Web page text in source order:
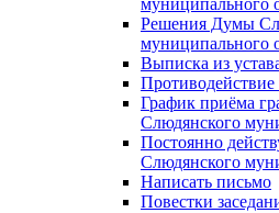
муниципального
Решения Думы
муниципального
Выписка из
График приёма
Слюдянского
Постоянно
Слюдянского
Написать письмо
Повестки